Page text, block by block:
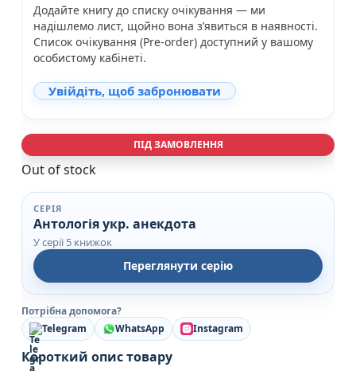
Додайте книгу до списку очікування — ми
надішлемо лист, щойно вона з’явиться в наявності.
Список очікування (Pre-order) доступний у вашому
особистому кабінеті.
Увійдіть, щоб забронювати
ПІД ЗАМОВЛЕННЯ
Out of stock
СЕРІЯ
Антологiя укр. анекдота
У серії 5 книжок
Переглянути серію
Потрібна допомога?
Telegram
WhatsApp Instagram
Короткий опис товару